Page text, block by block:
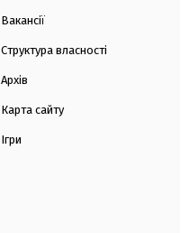
Вакансії
Структура власності
Архів
Карта сайту
Ігри